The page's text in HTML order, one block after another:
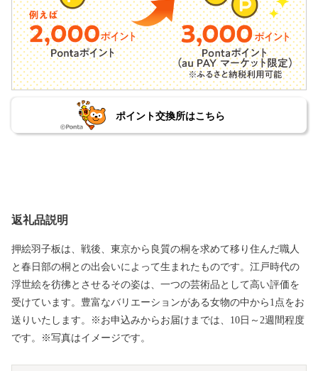
ポイント交換所はこちら
返礼品説明
押絵羽子板は、戦後、東京から良質の桐を求めて移り住んだ職人
と春日部の桐との出会いによって生まれたものです。江戸時代の
浮世絵を彷彿とさせるその姿は、一つの芸術品として高い評価を
受けています。豊富なバリエーションがある女物の中から1点をお
送りいたします。※お申込みからお届けまでは、10日～2週間程度
です。※写真はイメージです。